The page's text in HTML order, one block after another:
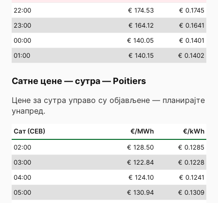
22:00 € 174.53
€ 0.1745
23:00 € 164.12
€ 0.1641
00:00 € 140.05
€ 0.1401
01:00 € 140.15 € 0.1402
Сатне цене — сутра— Poitiers
Цене за сутра управо су објављене — планирајте
унапред.
Сат (СЕВ) €/MWh €/kWh
02:00 € 128.50
€ 0.1285
03:00 € 122.84
€ 0.1228
04:00 € 124.10
€ 0.1241
05:00 € 130.94
€ 0.1309